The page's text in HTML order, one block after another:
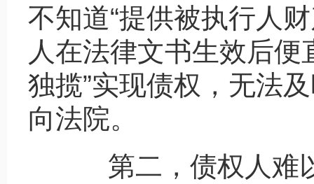
不知道“提供被执行人
人在法律文书生效后
独揽”实现债权，无法
向法院。
第二，债权人难以